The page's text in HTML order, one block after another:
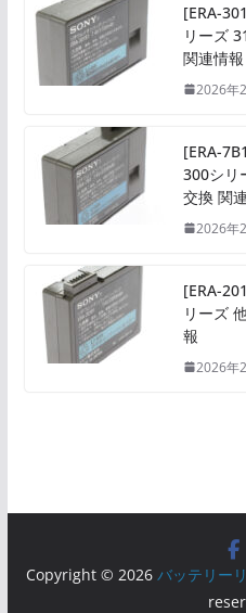
[ERA-
リーズ
関連情報
2026年
[ERA-
300シリ
交換 関
2026年
[ERA-
リーズ
報
2026年
Copyright © 2026バッテリー